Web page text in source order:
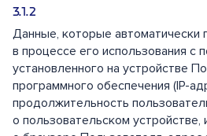
Данные, которые автоматически
в процессе его использования с
установленного на устройстве
программного обеспечения (IP-
продолжительность
о пользовательском